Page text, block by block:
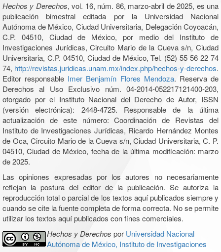
Hechos y Derechos, vol. 16, núm. 86, marzo-abril de 2025, es una
publicación bimestral editada por la Universidad Nacional
Autónoma de México, Ciudad Universitaria, Delegación Coyoacán,
C.P. 04510, Ciudad de México, por medio del Instituto de
Investigaciones Jurídicas, Circuito Mario de la Cueva s/n, Ciudad
Universitaria, C.P. 04510, Ciudad de México, Tel. (52) 55 56 22 74
74, http://revistas.juridicas.unam.mx/index.php/hechos-y-derechos.
Editor responsable Imer Benjamín Flores Mendoza. Reserva de
Derechos al Uso Exclusivo núm. 04-2014-052217121400-203,
otorgado por el Instituto Nacional del Derecho de Autor, ISSN
(versión electrónica): 2448-4725. Responsable de la última
actualización de este número: Coordinación de Revistas del
Instituto de Investigaciones Jurídicas, Ricardo Hernández Montes
de Oca, Circuito Mario de la Cueva s/n, Ciudad Universitaria, C. P.
04510, Ciudad de México, fecha de la última modificación: marzo
de 2025.
Las opiniones expresadas por los autores no necesariamente
reflejan la postura del editor de la publicación. Se autoriza la
reproducción total o parcial de los textos aquí publicados siempre y
cuando se cite la fuente completa de forma correcta. No se permite
utilizar los textos aquí publicados con fines comerciales.
Hechos y Derechos por Universidad Nacional
Autónoma de México, Instituto de Investigaciones